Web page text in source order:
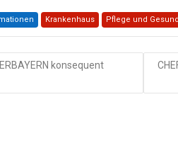
Krankenhaus Pflege und
konsequent